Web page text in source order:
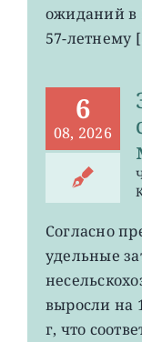
ожиданий в
57-летнему
6
08, 2026
Согласно
удельные
выросли на
г, что